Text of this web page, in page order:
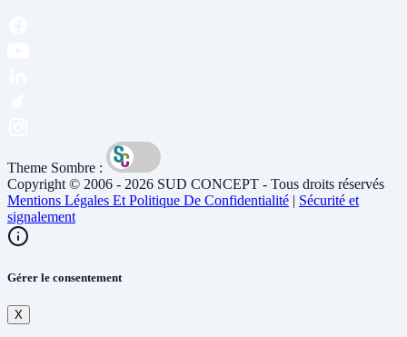
Theme Sombre :
Copyright © 2006 - 2026 SUD CONCEPT - Tous droits réservés
Mentions Légales Et Politique De Confidentialité | Sécurité et
signalement
Gérer le consentement
X